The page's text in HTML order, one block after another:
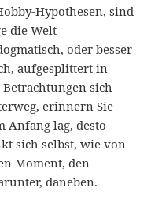
Hypothesen, sind
die Welt
oder besser
aufgesplittert in
sich
erinnern Sie
Anfang lag, desto
sich selbst, wie von
Moment, den
daneben.